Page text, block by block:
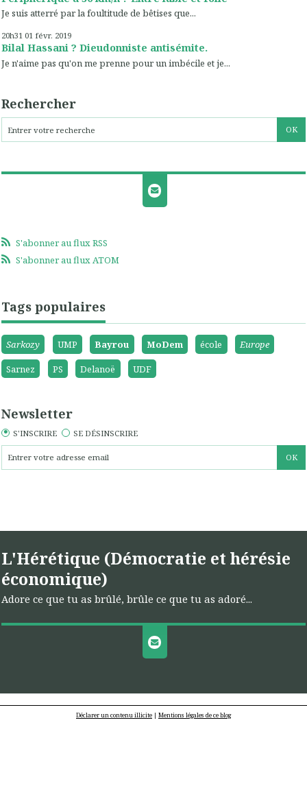
Je suis atterré par la foultitude de bêtises que...
20h31 01 févr. 2019
Bilal Hassani ? Dieudonniste antisémite.
Je n'aime pas qu'on me prenne pour un imbécile et je...
Rechercher
S'abonner au flux RSS
S'abonner au flux ATOM
Tags populaires
Sarkozy UMP Bayrou MoDem école
Europe
Sarnez
PS Delanoë UDF
Newsletter
S'INSCRIRE SE DÉSINSCRIRE
L'Hérétique (Démocratie et hérésie
économique)
Adore ce que tu as brûlé, brûle ce que tu as adoré...
Déclarer un contenu illicite | Mentions légales de ce blog